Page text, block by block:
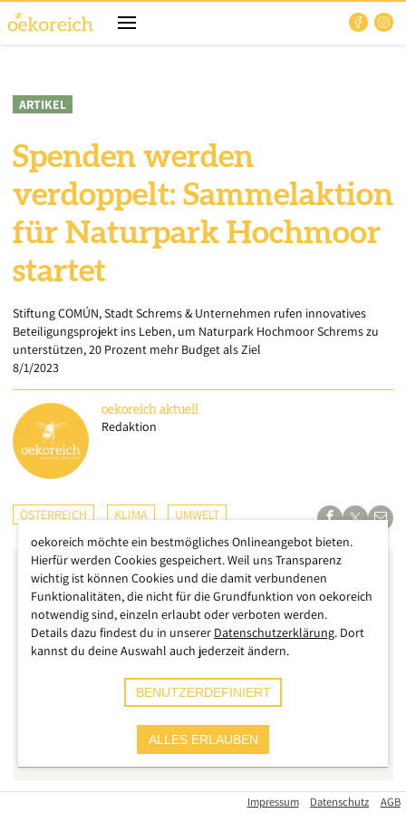
ARTIKEL
Spenden werden
verdoppelt: Sammelaktion
für Naturpark Hochmoor
startet
Stiftung COMÚN, Stadt Schrems & Unternehmen rufen innovatives
Beteiligungsprojekt ins Leben, um Naturpark Hochmoor Schrems zu
unterstützen, 20 Prozent mehr Budget als Ziel
8/1/2023
oekoreich aktuell
Redaktion
ÖSTERREICH KLIMA UMWELT
Impressum Datenschutz AGB
oekoreich möchte ein bestmögliches Onlineangebot bieten.
Hierfür werden Cookies gespeichert. Weil uns Transparenz
wichtig ist können Cookies und die damit verbundenen
Funktionalitäten, die nicht für die Grundfunktion von oekoreich
notwendig sind, einzeln erlaubt oder verboten werden.
Details dazu findest du in unserer Datenschutzerklärung. Dort
kannst du deine Auswahl auch jederzeit ändern.
BENUTZERDEFINIERT
ALLES ERLAUBEN